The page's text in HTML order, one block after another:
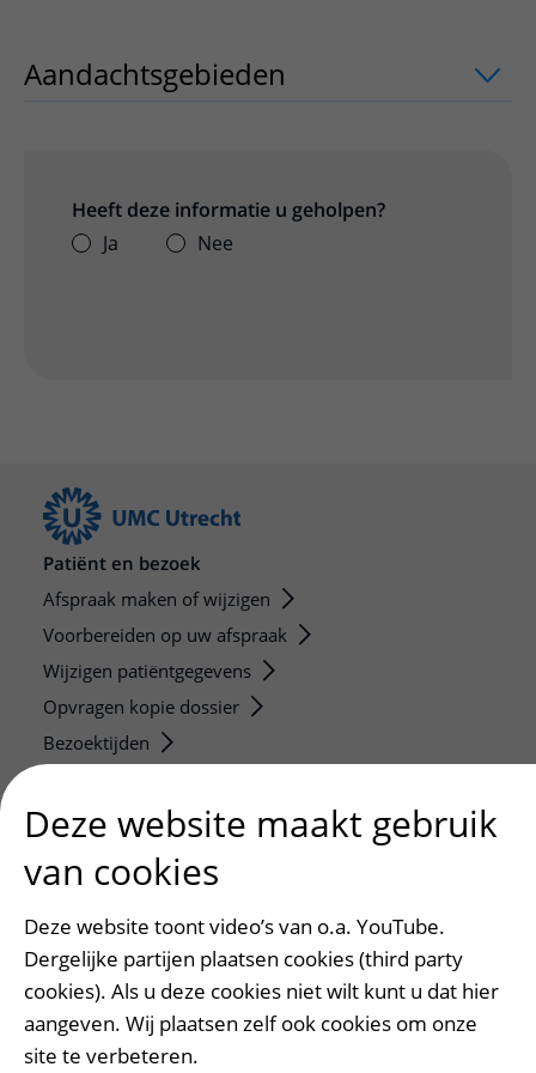
Aandachtsgebieden uitklapper, klik
Heeft deze informatie u geholpen?
Ja
Nee
Patiënt en bezoek
Afspraak maken of wijzigen
Voorbereiden op uw afspraak
Wijzigen patiëntgegevens
Opvragen kopie dossier
Bezoektijden
Onze opleidingen
De Nieuwe Utrechtse School
Research
Strategic programs
Research groups
Researchers
Deze website maakt gebruik
van cookies
Deze website toont video’s van o.a. YouTube.
Dergelijke partijen plaatsen cookies (third party
cookies). Als u deze cookies niet wilt kunt u dat hier
aangeven. Wij plaatsen zelf ook cookies om onze
site te verbeteren.